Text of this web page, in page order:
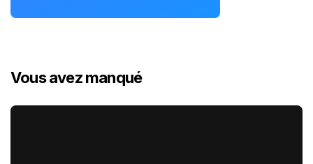
Vous avez manqué